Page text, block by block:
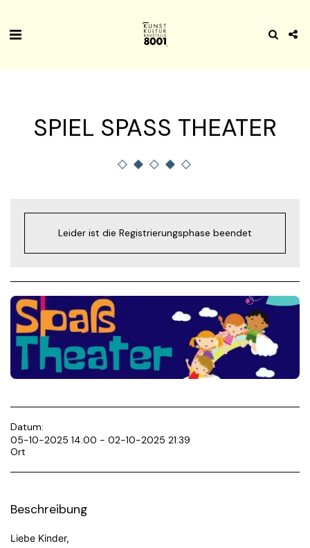
SPIEL SPASS THEATER
Leider ist die Registrierungsphase beendet
Datum:
05-10-2025 14:00 - 02-10-2025 21:39
Ort
Beschreibung
Liebe Kinder,